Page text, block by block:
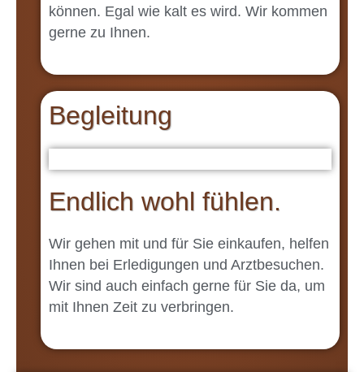
können. Egal wie kalt es wird. Wir kommen
gerne zu Ihnen.
Begleitung
Endlich wohl fühlen.
Wir gehen mit und für Sie einkaufen, helfen
Ihnen bei Erledigungen und Arztbesuchen.
Wir sind auch einfach gerne für Sie da, um
mit Ihnen Zeit zu verbringen.